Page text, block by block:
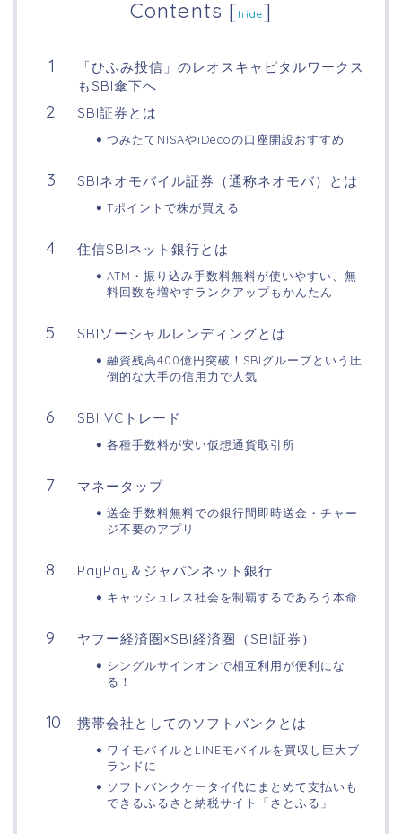
Contents [hide]
「ひふみ投信」のレオスキャピタルワークス
もSBI傘下へ
SBI証券とは
つみたてNISAやiDecoの口座開設おすすめ
SBIネオモバイル証券（通称ネオモバ）とは
Tポイントで株が買える
住信SBIネット銀行とは
ATM・振り込み手数料無料が使いやすい、無
料回数を増やすランクアップもかんたん
SBIソーシャルレンディングとは
融資残高400億円突破！SBIグループという圧
倒的な大手の信用力で人気
SBI VCトレード
各種手数料が安い仮想通貨取引所
マネータップ
送金手数料無料での銀行間即時送金・チャー
ジ不要のアプリ
PayPay＆ジャパンネット銀行
キャッシュレス社会を制覇するであろう本命
ヤフー経済圏×SBI経済圏（SBI証券）
シングルサインオンで相互利用が便利にな
る！
携帯会社としてのソフトバンクとは
ワイモバイルとLINEモバイルを買収し巨大ブ
ランドに
ソフトバンクケータイ代にまとめて支払いも
できるふるさと納税サイト「さとふる」